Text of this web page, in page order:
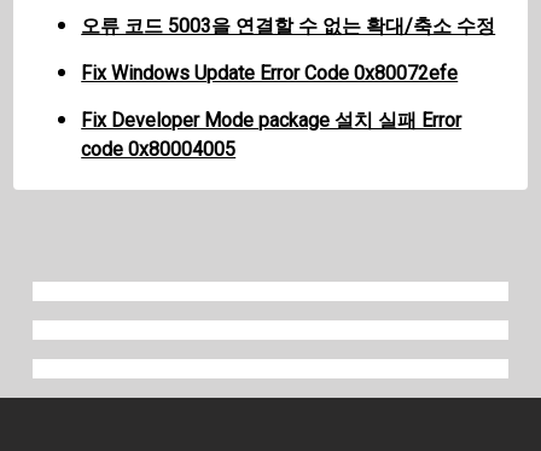
오류 코드 5003을 연결할 수 없는 확대/축소 수정
Fix Windows Update Error Code 0x80072efe
Fix Developer Mode package 설치 실패 Error
code 0x80004005